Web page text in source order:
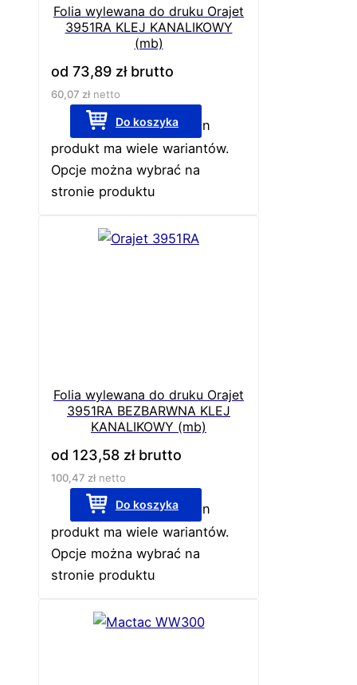
Folia wylewana do druku Orajet
3951RA KLEJ KANALIKOWY
(mb)
od 73,89 złbrutto
60,07 złnetto
Do koszyka
Ten
produkt ma wiele wariantów.
Opcje można wybrać na
stronie produktu
Folia wylewana do druku Orajet
3951RA BEZBARWNA KLEJ
KANALIKOWY (mb)
od 123,58 złbrutto
100,47 złnetto
Do koszyka
Ten
produkt ma wiele wariantów.
Opcje można wybrać na
stronie produktu